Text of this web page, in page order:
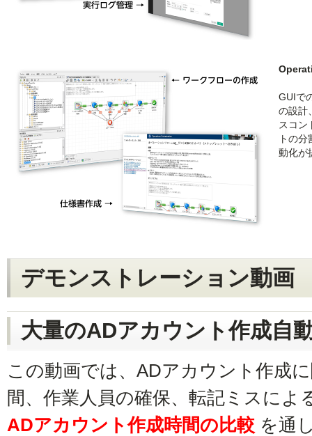
GUIで
の設計
スコン
トの
動化が
デモンストレーション動画
大量のADアカウント作成自
この動画では、ADアカウント作成
間、作業人員の確保、転記ミスによ
ADアカウント作成時間の比較 を通